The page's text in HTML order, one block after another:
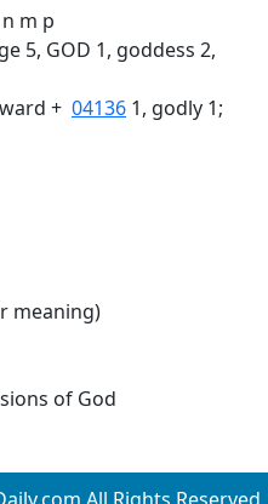
n m p
5, GOD 1, goddess 2,
+ 04136 1, godly 1;
meaning)
of God